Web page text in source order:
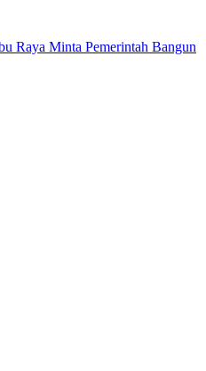
Raya Minta Pemerintah Bangun